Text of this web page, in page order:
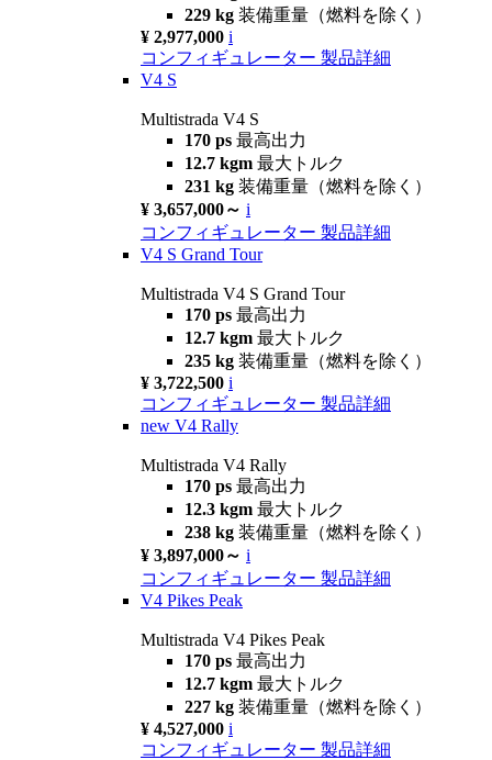
229 kg 装備重量（燃料を除く）
¥ 2,977,000 i
コンフィギュレーター 製品詳細
V4 S
Multistrada V4 S
170 ps 最高出力
12.7 kgm 最大トルク
231 kg 装備重量（燃料を除く）
¥ 3,657,000～ i
コンフィギュレーター 製品詳細
V4 S Grand Tour
Multistrada V4 S Grand Tour
170 ps 最高出力
12.7 kgm 最大トルク
235 kg 装備重量（燃料を除く）
¥ 3,722,500 i
コンフィギュレーター 製品詳細
new V4 Rally
Multistrada V4 Rally
170 ps 最高出力
12.3 kgm 最大トルク
238 kg 装備重量（燃料を除く）
¥ 3,897,000～ i
コンフィギュレーター 製品詳細
V4 Pikes Peak
Multistrada V4 Pikes Peak
170 ps 最高出力
12.7 kgm 最大トルク
227 kg 装備重量（燃料を除く）
¥ 4,527,000 i
コンフィギュレーター 製品詳細